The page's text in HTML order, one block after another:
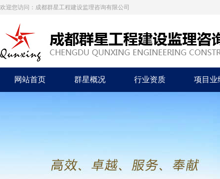
欢迎您访问：成都群星工程建设监理咨询有限公司
网站首页 群星概况 行业资质 项目业